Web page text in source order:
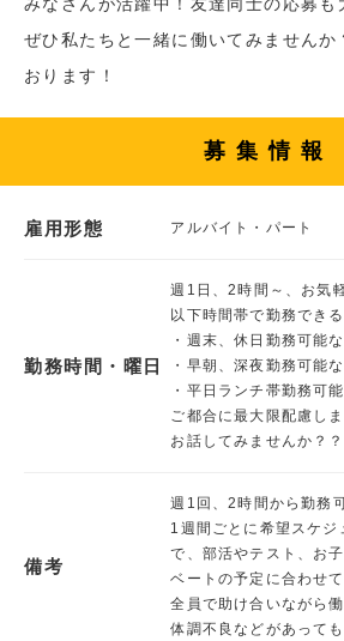
ぜひ私たちと一緒に働いてみませんか
おります！
募集情報
雇用形態 アルバイト・パート
勤務時間・曜日
週1日、2時間～、お気
以下時間帯で勤務でき
・週末、休日勤務可能
・早朝、深夜勤務可能
・平日ランチ帯勤務可
ご都合に最大限配慮し
お話してみませんか？？
備考
週1回、2時間から勤務
1週間ごとに希望スケジ
で、部活やテスト、お
ベートの予定に合わせ
全員で助け合いながら
体調不良などがあって